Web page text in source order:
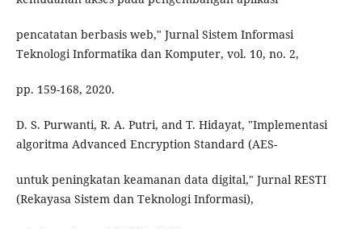
pencatatan berbasis web," Jurnal Sistem Informasi
Teknologi Informatika dan Komputer, vol. 10, no. 2,
pp. 159-168, 2020.
D. S. Purwanti, R. A. Putri, and T. Hidayat, "Implementasi
algoritma Advanced Encryption Standard (AES-
untuk peningkatan keamanan data digital," Jurnal RESTI
(Rekayasa Sistem dan Teknologi Informasi),